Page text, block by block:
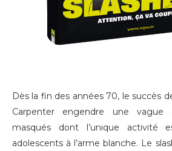
Dès la fin des années 70, le succès
Carpenter engendre une
masqués dont l’unique activité
adolescents à l’arme blanche. Le